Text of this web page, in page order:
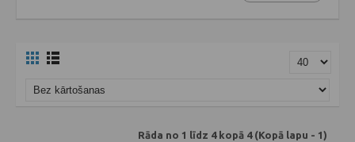
Rāda no 1 līdz 4 kopā 4 (Kopā lapu - 1)